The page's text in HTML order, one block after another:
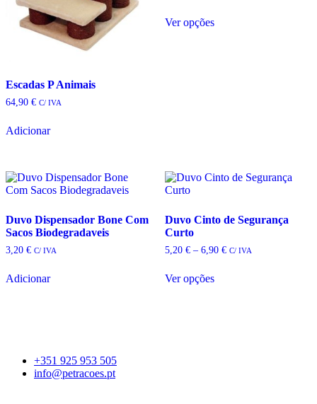
Escadas P Animais
64,90 € C/ IVA
Adicionar
Ver opções
the
product
Duvo Dispensador Bone Com
Sacos Biodegradaveis
3,20 € C/ IVA
Adicionar
Duvo Cinto de Segurança
Curto
5,20 € – 6,90 €Price
C/ IVA
Ver opções
+351 925 953 505
info@petracoes.pt